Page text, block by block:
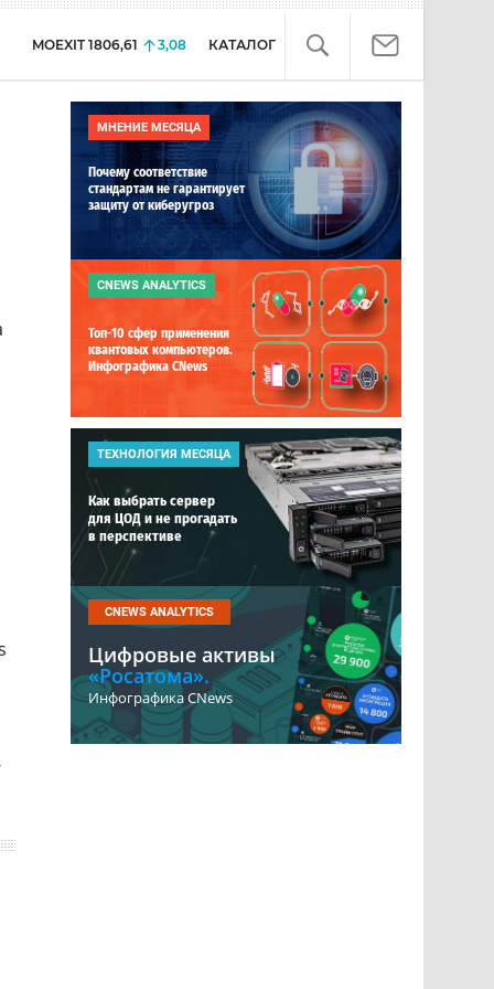
MOEXIT 1806,61 3,08 КАТАЛОГ
МНЕНИЕ МЕСЯЦА
Почему соответствие
стандартам не гарантирует
защиту от киберугроз
CNEWS ANALYTICS
Топ-10 сфер применения
квантовых компьютеров.
Инфографика CNews
ТЕХНОЛОГИЯ МЕСЯЦА
Как выбрать сервер
для ЦОД и не прогадать
в перспективе
CNEWS ANALYTICS
Цифровые активы
«Росатома».
Инфографика CNews